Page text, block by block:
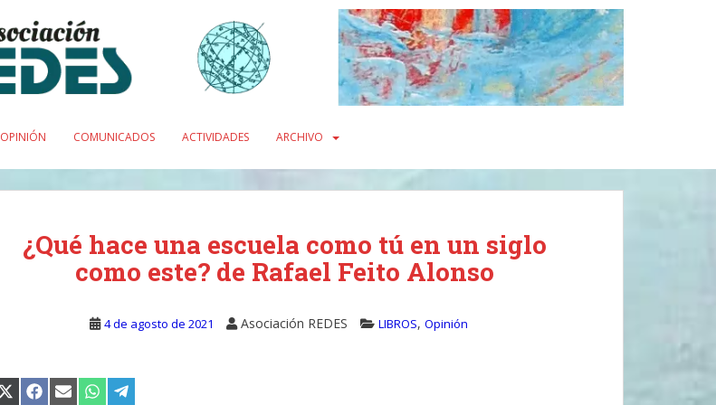
OPINIÓN COMUNICADOS ACTIVIDADES ARCHIVO
¿Qué hace una escuela como tú en un siglo
como este? de Rafael Feito Alonso
4 de agosto de 2021 Asociación REDES LIBROS, Opinión
COMPARTIRCOMPARTIRCOMPARTIR
COMPARTIRCOMPARTIR